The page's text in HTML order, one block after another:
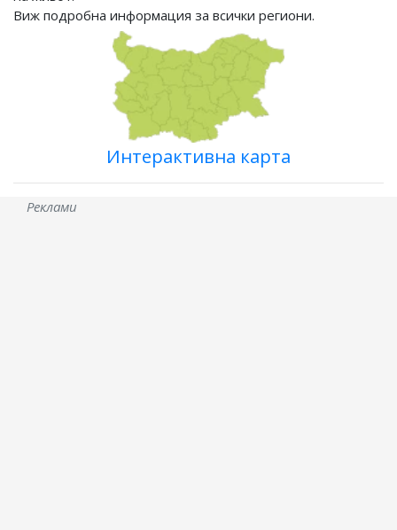
Виж подробна информация за всички региони.
Интерактивна карта
Реклами